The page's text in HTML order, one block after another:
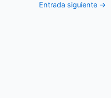
Entrada siguiente →